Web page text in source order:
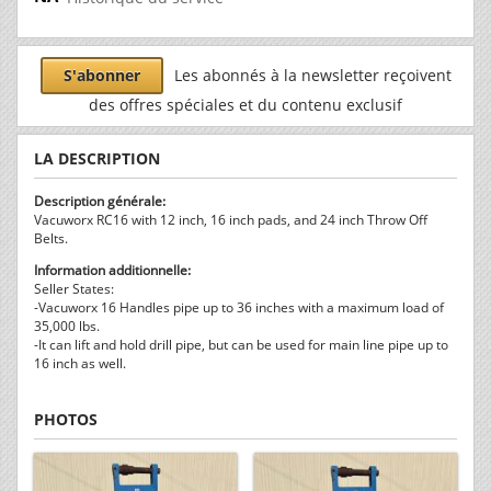
S'abonner
Les abonnés à la newsletter reçoivent
des offres spéciales et du contenu exclusif
LA DESCRIPTION
Description générale:
Vacuworx RC16 with 12 inch, 16 inch pads, and 24 inch Throw Off
Belts.
Information additionnelle:
Seller States:
-Vacuworx 16 Handles pipe up to 36 inches with a maximum load of
35,000 lbs.
-It can lift and hold drill pipe, but can be used for main line pipe up to
16 inch as well.
PHOTOS